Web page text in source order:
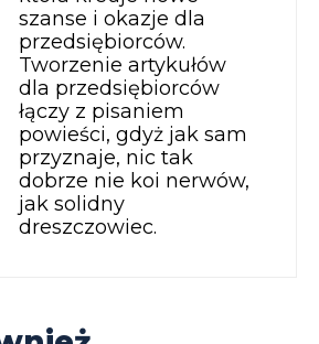
szanse i okazje dla
przedsiębiorców.
Tworzenie artykułów
dla przedsiębiorców
łączy z pisaniem
powieści, gdyż jak sam
przyznaje, nic tak
dobrze nie koi nerwów,
jak solidny
dreszczowiec.